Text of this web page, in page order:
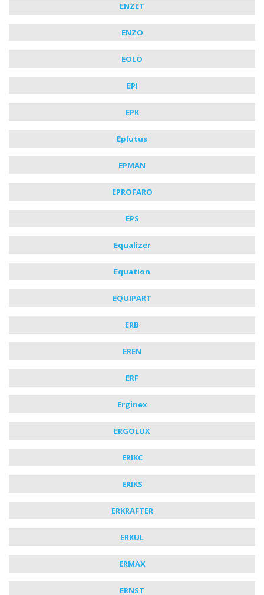
ENZET
ENZO
EOLO
EPI
EPK
Eplutus
EPMAN
EPROFARO
EPS
Equalizer
Equation
EQUIPART
ERB
EREN
ERF
Erginex
ERGOLUX
ERIKC
ERIKS
ERKRAFTER
ERKUL
ERMAX
ERNST